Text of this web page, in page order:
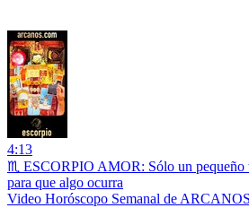
4:13
♏ ESCORPIO AMOR: Sólo un pequeño
para que algo ocurra
Video Horóscopo Semanal de